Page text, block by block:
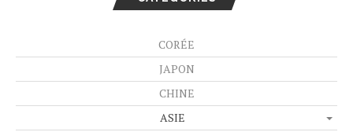
CORÉE
JAPON
CHINE
ASIE